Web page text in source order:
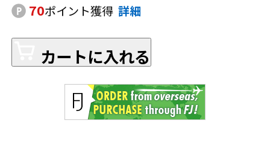
70ポイント獲得 詳細
カートに入れる